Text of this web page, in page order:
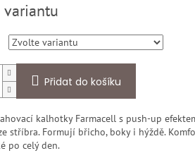
Přidat do košíku
kalhotky Farmacell s push-up
stříbra. Formují břicho, boky i hýždě.
po celý den.